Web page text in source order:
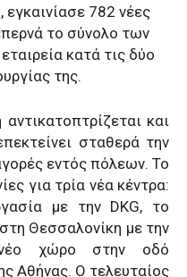
782 νέες
το σύνολο των
κατά τις δύο
της.
και
σταθερά την
εντός πόλεων. Το
για τρία νέα κέντρα:
με την DKG, το
Θεσσαλονίκη με την
χώρο στην οδό
Αθήνας. Ο τελευταίος